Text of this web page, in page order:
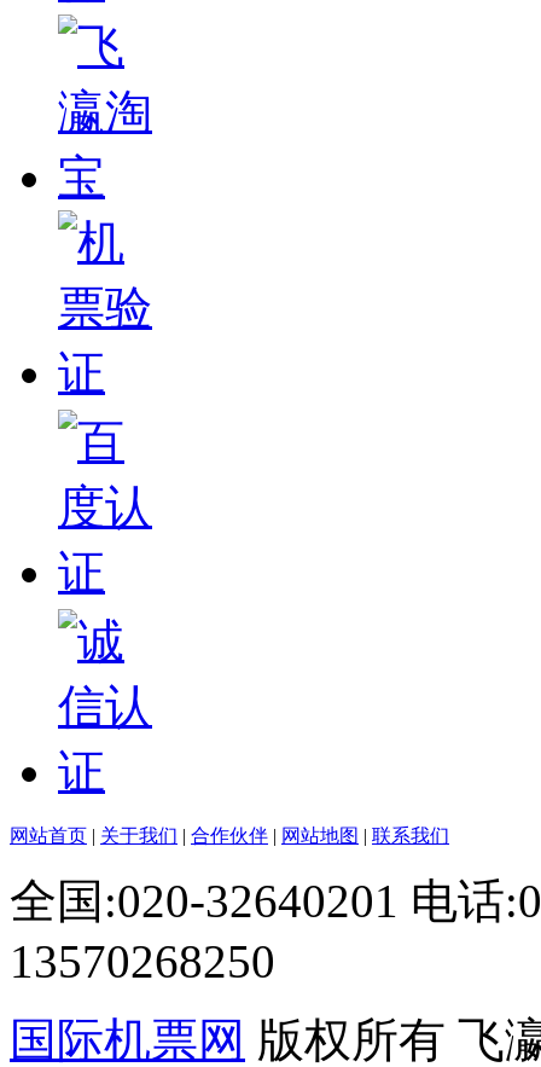
网站首页 | 关于我们 | 合作伙伴 | 网站地图 | 联系我们
全国:020-32640201 电话
13570268250
国际机票网 版权所有 飞